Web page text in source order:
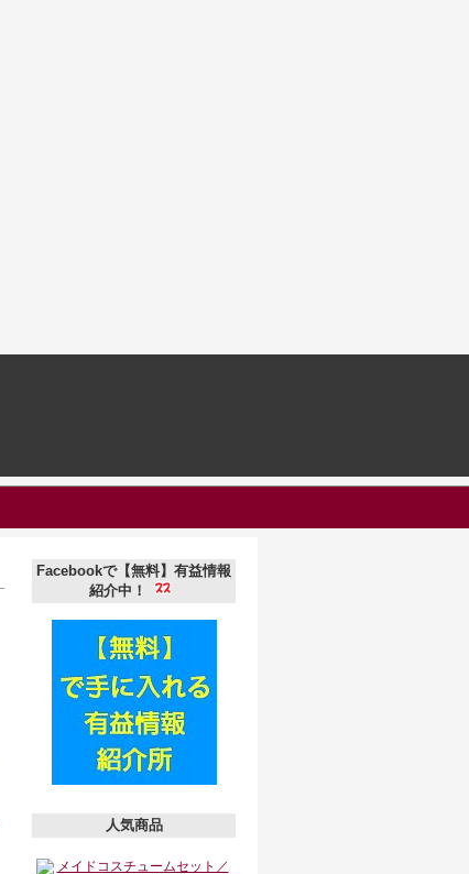
Facebookで【無料】有益情報
紹介中！
人気商品